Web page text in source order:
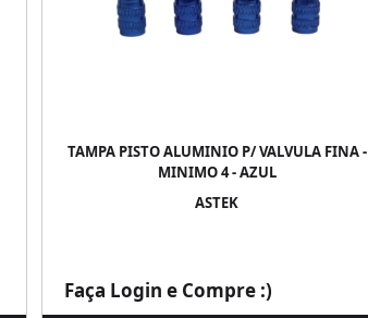
TAMPA PISTO ALUMINIO P/ VALVULA FINA -
MINIMO 4 - AZUL
ASTEK
Faça Login e Compre :)